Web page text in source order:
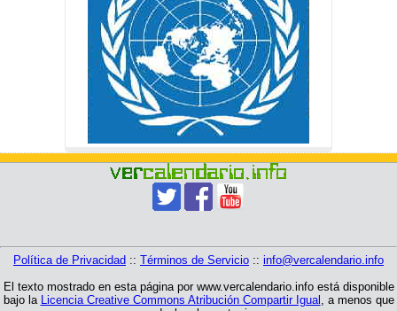
Política de Privacidad :: Términos de Servicio :: info@vercalendario.info
El texto mostrado en esta página por www.vercalendario.info está disponible
bajo la Licencia Creative Commons Atribución Compartir Igual , a menos que